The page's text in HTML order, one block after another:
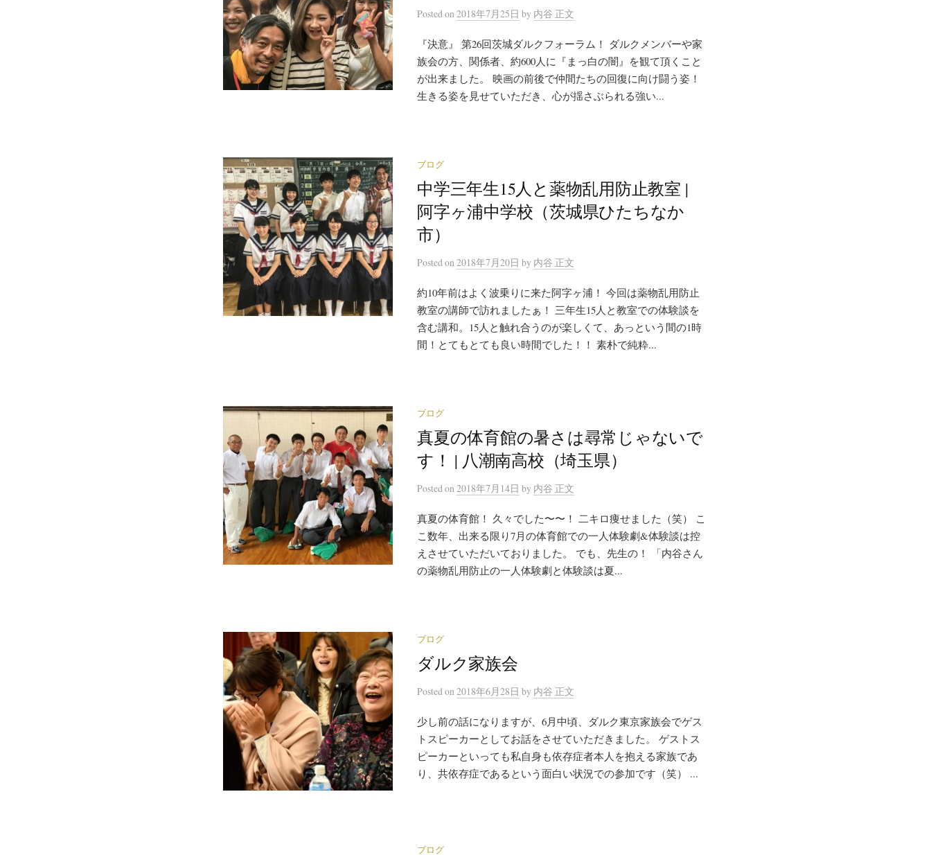
Postedon 2018年7月25日 by 内谷 正文
『決意』 第26回茨城ダルクフォーラム！ ダルクメンバーや家
族会の方、関係者、約600人に『まっ白の闇』を観て頂くこと
が出来ました。 映画の前後で仲間たちの回復に向け闘う姿！
生きる姿を見せていただき、心が揺さぶられる強い...
ブログ
中学三年生15人と薬物乱用防止教室 |
阿字ヶ浦中学校（茨城県ひたちなか
市）
Postedon 2018年7月20日 by 内谷 正文
約10年前はよく波乗りに来た阿字ヶ浦！ 今回は薬物乱用防止
教室の講師で訪れましたぁ！ 三年生15人と教室での体験談を
含む講和。15人と触れ合うのが楽しくて、あっという間の1時
間！とてもとても良い時間でした！！ 素朴で純粋...
ブログ
真夏の体育館の暑さは尋常じゃないで
す！ | 八潮南高校（埼玉県）
Postedon 2018年7月14日 by 内谷 正文
真夏の体育館！ 久々でした〜〜！ 二キロ痩せました（笑） こ
こ数年、出来る限り7月の体育館での一人体験劇&体験談は控
えさせていただいておりました。 でも、先生の！ 「内谷さん
の薬物乱用防止の一人体験劇と体験談は夏...
ブログ
ダルク家族会
Postedon 2018年6月28日 by 内谷 正文
少し前の話になりますが、6月中頃、ダルク東京家族会でゲス
トスピーカーとしてお話をさせていただきました。 ゲストス
ピーカーといっても私自身も依存症者本人を抱える家族であ
り、共依存症であるという面白い状況での参加です（笑） ...
ブログ